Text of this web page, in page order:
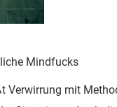
Mindfucks
Verwirrung mit